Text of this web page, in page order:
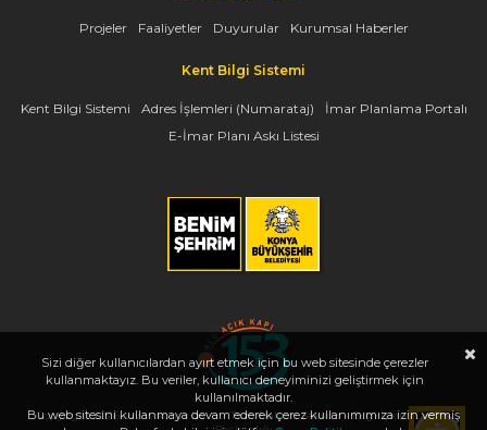
Projeler Faaliyetler Duyurular Kurumsal Haberler
Kent Bilgi Sistemi
Kent Bilgi Sistemi Adres İşlemleri (Numarataj)
İmar Planlama Portalı
E-İmar Planı Askı Listesi
Copyright 2026, www.konya.bel.tr - Tüm Hakları Saklıdır - Bilgi İşlem Dairesi
Sizi diğer kullanıcılardan ayırt etmek için bu web sitesinde çerezler
kullanmaktayız. Bu veriler, kullanıcı deneyiminizi geliştirmek için
kullanılmaktadır.
Bu web sitesini kullanmaya devam ederek çerez kullanımımıza izin vermiş